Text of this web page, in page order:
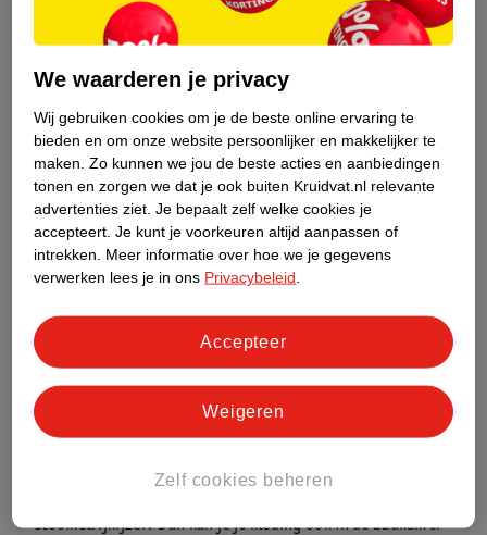
wasverzachternodig hebt, maar dit klopt niet. Gebruik niet
te veel wasverzachter. De geur is heerlijk, maar je was wordt er
en de bacteriën verantwoordelijk voor zweetgeur blijven hierin
zitten. Een beetje wasverzachter is prima, maar je kan het beste
een scheutje azijn toevoegen.
Zweetgeur uit je kleding krijgen zonder te
wassen
Heb je geen tijd of mogelijkheid om te wassen? Ook dan zijn er
verschillende dingen die je kan doen om zweetgeur uit je kleding
Leg je kledingstuk in de vriezer. Het klinkt gek, maar het helpt
echt. Doe je kleding in een plastic zak en leg het een nacht in
de vriezer.
Hete stoom kan ook helpen dit klusje te klaren. Zorg ervoor
stoomstrijkijzer. Zorg dat je extra goed stoomt op de
stoomstrijkijzer? Dan kan je je kleding ook in de badkamer
We waarderen je privacy
Wij gebruiken cookies om je de beste online ervaring te
bieden en om onze website persoonlijker en makkelijker te
maken. Zo kunnen we jou de beste acties en aanbiedingen
tonen en zorgen we dat je ook buiten Kruidvat.nl relevante
advertenties ziet. Je bepaalt zelf welke cookies je
accepteert. Je kunt je voorkeuren altijd aanpassen of
intrekken.
Meer informatie over hoe we je gegevens
verwerken lees je in ons Privacybeleid
Zelf cookies beheren
Weigeren
Accepteer